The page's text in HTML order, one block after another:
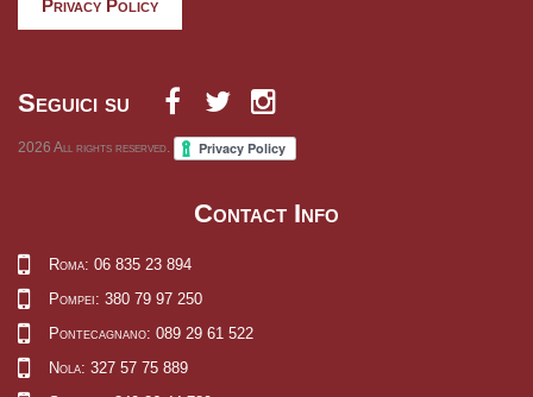
Privacy Policy
Seguici su
2026 All rights reserved.
Contact Info
Roma: 06 835 23 894
Pompei: 380 79 97 250
Pontecagnano: 089 29 61 522
Nola: 327 57 75 889